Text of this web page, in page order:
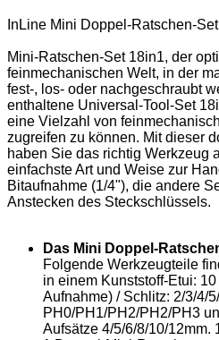
InLine Mini Doppel-Ratschen-
Mini-Ratschen-Set 18in1, der
feinmechanischen Welt, in der
fest-, los- oder nachgeschraubt
enthaltene Universal-Tool-Set
eine Vielzahl von
zugreifen zu können. Mit dieser
haben Sie das richtig Werkzeug
einfachste Art und Weise zur
Bitaufnahme (1/4"), die andere
Anstecken des Steckschlüssels.
Das Mini Doppel-
Folgende Werkzeugteile
in einem Kunststoff-Etui:
Aufnahme) / Schlitz: 2/3/4/
PH0/PH1/PH2/PH2/PH3
Aufsätze 4/5/6/8/10/12mm.